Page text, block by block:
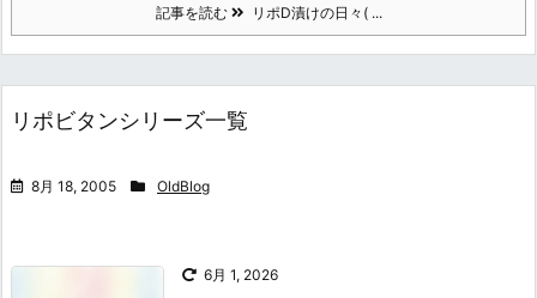
記事を読む リポD漬けの日々( ...
リポビタンシリーズ一覧
8月 18, 2005 OldBlog
6月 1, 2026